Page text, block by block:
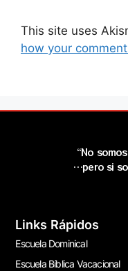
This site uses
how your
“No
…pero si
Links Rápidos
Escuela Dominical
Escuela Bíblica Vacacional